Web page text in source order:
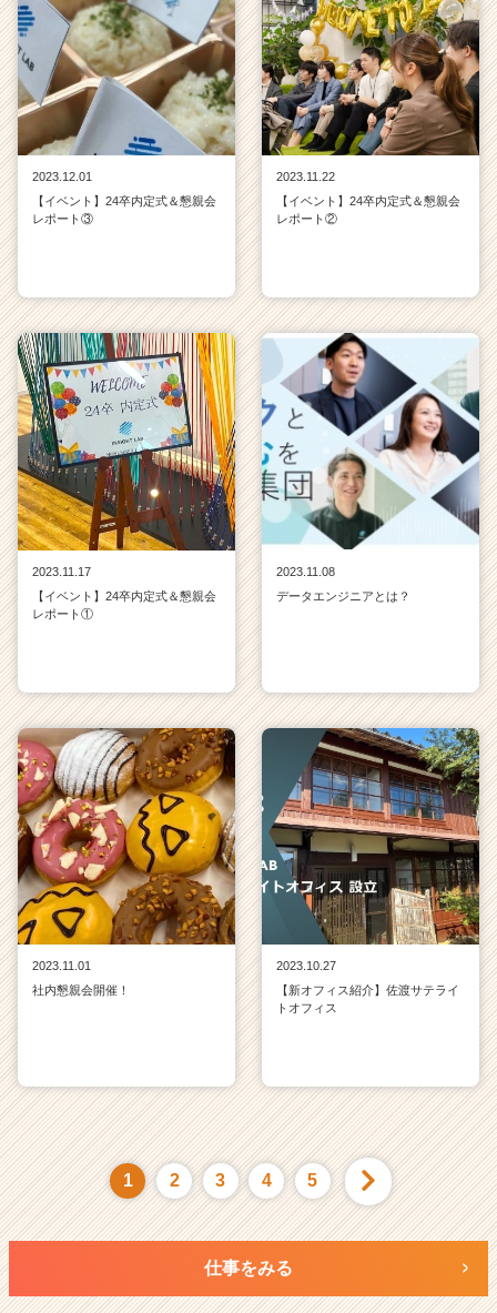
2023.12.01
【イベント】24卒内定式＆懇親会
レポート③
2023.11.22
【イベント】24卒内定式＆懇親会
レポート②
2023.11.17
【イベント】24卒内定式＆懇親会
レポート①
2023.11.08
データエンジニアとは？
2023.11.01
社内懇親会開催！
2023.10.27
【新オフィス紹介】佐渡サテライ
トオフィス
1 2 3 4 5
仕事をみる